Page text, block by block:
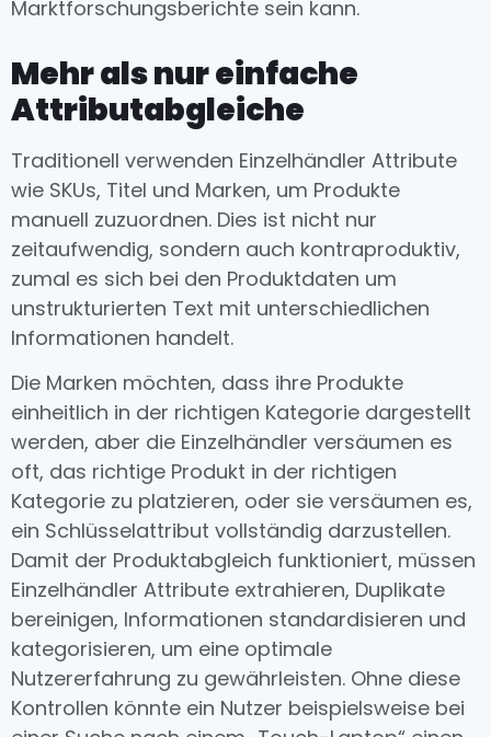
Marktforschungsberichte sein kann.
Mehr als nur einfache
Attributabgleiche
Traditionell verwenden Einzelhändler Attribute
wie SKUs, Titel und Marken, um Produkte
manuell zuzuordnen. Dies ist nicht nur
zeitaufwendig, sondern auch kontraproduktiv,
zumal es sich bei den Produktdaten um
unstrukturierten Text mit unterschiedlichen
Informationen handelt.
Die Marken möchten, dass ihre Produkte
einheitlich in der richtigen Kategorie dargestellt
werden, aber die Einzelhändler versäumen es
oft, das richtige Produkt in der richtigen
Kategorie zu platzieren, oder sie versäumen es,
ein Schlüsselattribut vollständig darzustellen.
Damit der Produktabgleich funktioniert, müssen
Einzelhändler Attribute extrahieren, Duplikate
bereinigen, Informationen standardisieren und
kategorisieren, um eine optimale
Nutzererfahrung zu gewährleisten. Ohne diese
Kontrollen könnte ein Nutzer beispielsweise bei